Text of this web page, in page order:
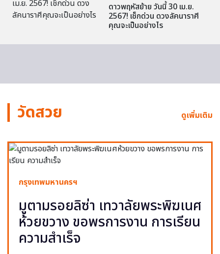
ดาวพฤหัสย้าย วันนี้ 30 เม.ย.
2567! เช็กด่วน ดวงลัคนาราศี
คุณจะเป็นอย่างไร
วัดสวย ดูเพิ่มเติม
กรุงเทพมหานครฯ
มูตามรอยลิซ่า เทวาลัยพระพิฆเนศ
ห้วยขวาง ขอพรการงาน การเรียน
ความสำเร็จ